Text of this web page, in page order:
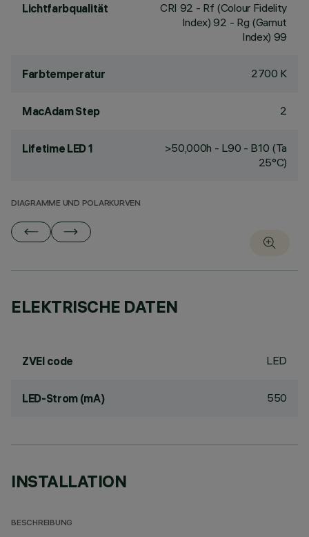
Lichtfarbqualität CRI 92 - Rf (Colour Fidelity
Index) 92 - Rg (Gamut
Index) 99
Farbtemperatur 2700 K
MacAdam Step 2
Lifetime LED 1
>50,000h - L90 - B10 (Ta
25°C)
DIAGRAMME UND POLARKURVEN
ELEKTRISCHE DATEN
ZVEI code LED
LED-Strom (mA) 550
INSTALLATION
BESCHREIBUNG